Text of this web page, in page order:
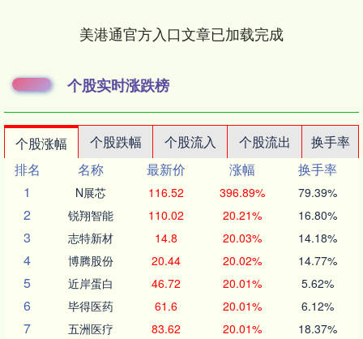
美港通官方入口文章已加载完成
个股实时涨跌榜
个股涨幅 个股跌幅 个股流入 个股流出
换手率
排名
名称 最新价 涨幅
换手率
1
N展芯 116.52 396.89% 79.39%
2 锐翔智能 110.02 20.21% 16.80%
3 志特新材 14.8 20.03% 14.18%
4 博腾股份 20.44 20.02% 14.77%
5 近岸蛋白 46.72 20.01% 5.62%
6 毕得医药 61.6 20.01% 6.12%
7 五洲医疗 83.62 20.01% 18.37%